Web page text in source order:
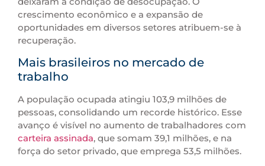
crescimento econômico e a expansão de
oportunidades em diversos setores atribuem-se à
recuperação.
Mais brasileiros no mercado de
trabalho
A população ocupada atingiu 103,9 milhões de
pessoas, consolidando um recorde histórico. Esse
avanço é visível no aumento de trabalhadores com
carteira assinada, que somam 39,1 milhões, e na
força do setor privado, que emprega 53,5 milhões.